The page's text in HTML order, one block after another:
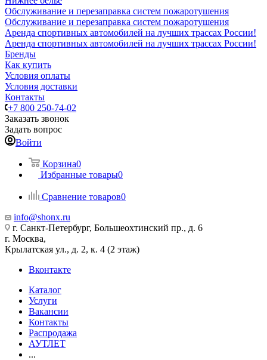
Обслуживание и перезаправка систем пожаротушения
Обслуживание и перезаправка систем пожаротушения
Аренда спортивных автомобилей на лучших трассах России!
Аренда спортивных автомобилей на лучших трассах России!
Бренды
Как купить
Условия оплаты
Условия доставки
Контакты
+7 800 250-74-02
Заказать звонок
Задать вопрос
Войти
Корзина0
Избранные товары0
Сравнение товаров0
info@shonx.ru
г. Санкт-Петербург, Большеохтинский пр., д. 6
г. Москва,
Крылатская ул., д. 2, к. 4 (2 этаж)
Вконтакте
Каталог
Услуги
Вакансии
Контакты
Распродажа
АУТЛЕТ
...